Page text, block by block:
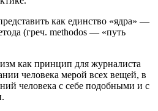
как единство «ядра» —
(греч. methodos — «путь
как принцип для журналиста
человека мерой всех вещей, в
человека с себе подобными и с